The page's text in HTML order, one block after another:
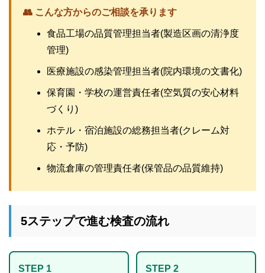
👥 こんな方からのご相談を承ります
食品工場の品質管理担当者(製造区画の清浄度
管理)
医療施設の感染管理担当者(院内環境の文書化)
保育園・学校の運営責任者(空気質の安心材料
づくり)
ホテル・宿泊施設の総務担当者(クレーム対
応・予防)
物流倉庫の管理責任者(保管品の品質維持)
5ステップで進む検査の流れ
STEP 1 STEP 2